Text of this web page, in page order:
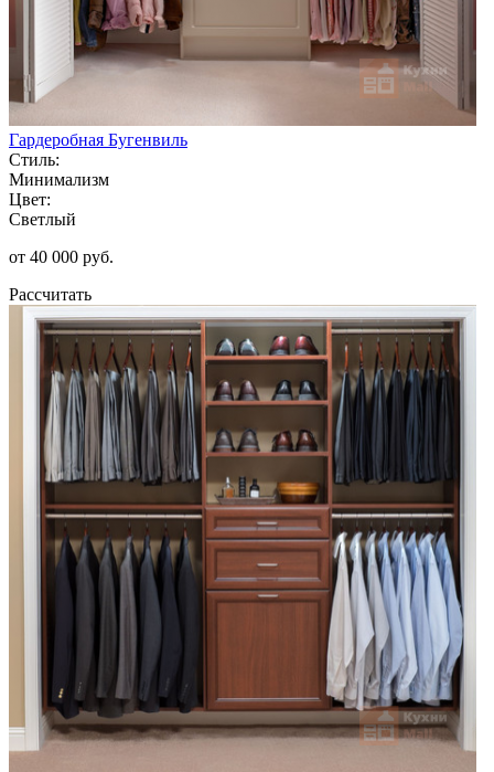
Гардеробная Бугенвиль
Стиль:
Минимализм
Цвет:
Светлый
от 40 000 руб.
Рассчитать